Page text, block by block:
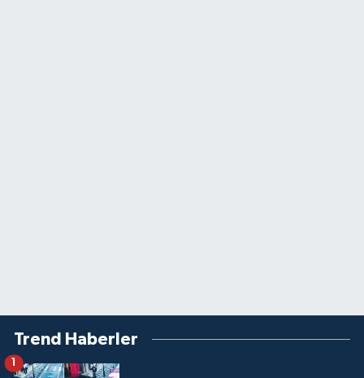
Trend Haberler
1